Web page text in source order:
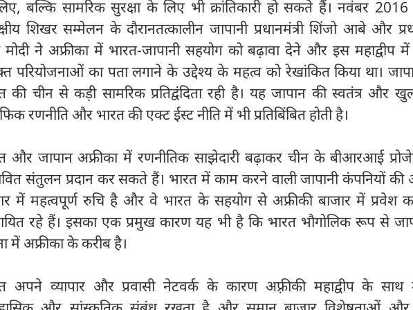
बल्कि सामरिक सुरक्षा के लिए भी क्रांतिकारी हो सकते हैं। नवंबर
शिखर सम्मेलन के दौरानतत्कालीन जापानी प्रधानमंत्री शिंजो आबे और
मोदी ने अफ्रीका में भारत-जापानी सहयोग को बढ़ावा देने और इस महाद्वीप में
परियोजनाओं का पता लगाने के उद्देश्य के महत्व को रेखांकित किया था।
की चीन से कड़ी सामरिक प्रतिद्वंदिता रही है। यह जापान की स्वतंत्र और
रणनीति और भारत की एक्ट ईस्ट नीति में भी प्रतिबिंबित होती है।
और जापान अफ्रीका में रणनीतिक साझेदारी बढ़ाकर चीन के बीआरआई
संतुलन प्रदान कर सकते हैं। भारत में काम करने वाली जापानी कंपनियों की
में महत्वपूर्ण रुचि है और वे भारत के सहयोग से अफ्रीकी बाजार में प्रवेश
रहे हैं। इसका एक प्रमुख कारण यह भी है कि भारत भौगोलिक रूप से
में अफ्रीका के करीब है।
अपने व्यापार और प्रवासी नेटवर्क के कारण अफ़्रीकी महाद्वीप के